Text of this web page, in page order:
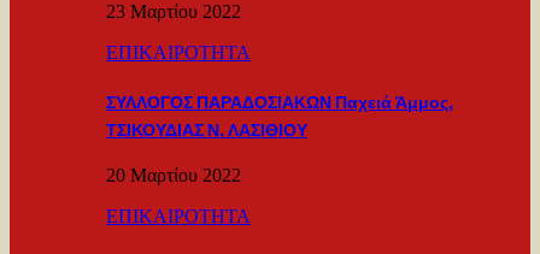
23 Μαρτίου 2022
ΕΠΙΚΑΙΡΟΤΗΤΑ
ΣΥΛΛΟΓΟΣ ΠΑΡΑΔΟΣΙΑΚΩΝ Παχειά Άμμος,
ΤΣΙΚΟΥΔΙΑΣ Ν. ΛΑΣΙΘΙΟΥ
20 Μαρτίου 2022
ΕΠΙΚΑΙΡΟΤΗΤΑ